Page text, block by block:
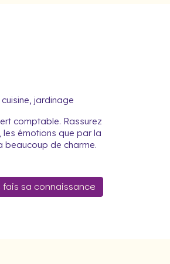
jardinage
comptable. Rassurez
les émotions que par la
beaucoup de charme.
fais sa connaissance